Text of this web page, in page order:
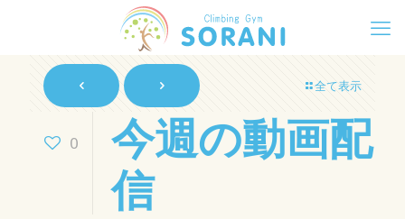
全て表示
0
今週の動画配
信